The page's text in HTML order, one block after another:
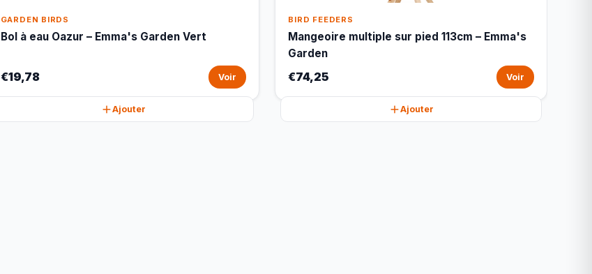
GARDEN BIRDS
Bol à eau Oazur – Emma's Garden Vert
€19,78 Voir
Ajouter
BIRD FEEDERS
Mangeoire multiple sur pied 113cm – Emma's
Garden
€74,25 Voir
Ajouter